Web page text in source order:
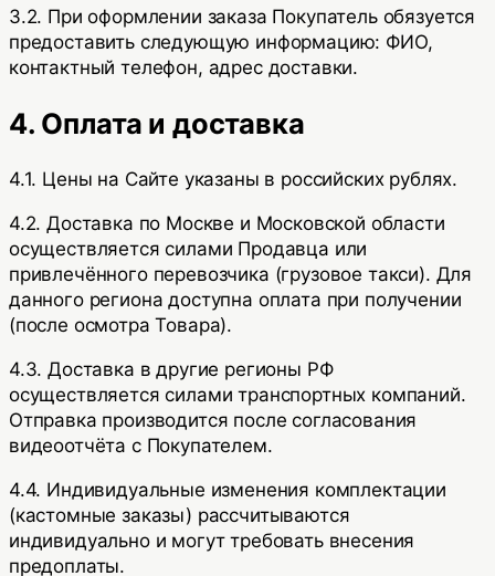
3.2. При оформлении заказа Покупатель обязуется
предоставить следующую информацию: ФИО,
контактный телефон, адрес доставки.
4. Оплата и доставка
4.1. Цены на Сайте указаны в российских рублях.
4.2. Доставка по Москве и Московской области
осуществляется силами Продавца или
привлечённого перевозчика (грузовое такси). Для
данного региона доступна оплата при получении
(после осмотра Товара).
4.3. Доставка в другие регионы РФ
осуществляется силами транспортных компаний.
Отправка производится после согласования
видеоотчёта с Покупателем.
4.4. Индивидуальные изменения комплектации
(кастомные заказы) рассчитываются
индивидуально и могут требовать внесения
предоплаты.